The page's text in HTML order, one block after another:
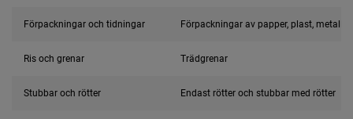
Förpackningar och tidningar Förpackningar av papper, plast, metall
Ris och grenar Trädgrenar
Stubbar och rötter Endast rötter och stubbar med rötter